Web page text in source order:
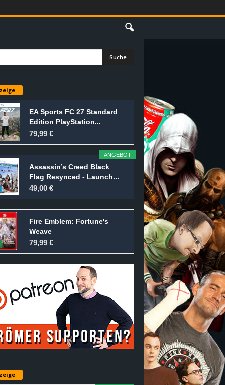
EA Sports FC 27 Standard
Edition PlayStation...
79,99 €
ANGEBOT
Assassin’s Creed Black
Flag Resynced - Launch...
49,00 €
Fire Emblem: Fortune's
Weave
79,99 €